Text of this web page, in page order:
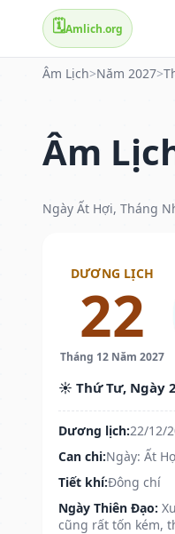
🗓️Amlich.org
Âm Lịch>Năm 2027>
Âm
Ngày Ất Hợi, Tháng
DƯƠNG LỊCH
22
Tháng 12 Năm 2027
☀️ Thứ Tư, Ngày
Dương lịch:22/12/
Can chi:Ngày: Ất
Tiết khí:Đông chí
Ngày Thiên Đạo:
cũng rất tốn kém,